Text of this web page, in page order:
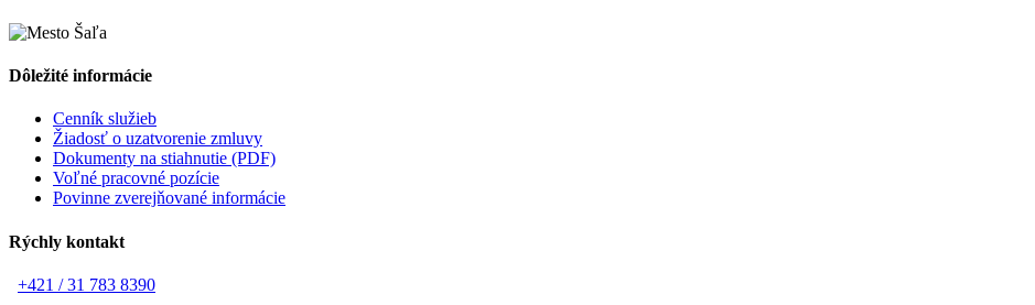
Dôležité informácie
Cenník služieb
Žiadosť o uzatvorenie zmluvy
Dokumenty na stiahnutie (PDF)
Voľné pracovné pozície
Povinne zverejňované informácie
Rýchly kontakt
+421 / 31 783 8390